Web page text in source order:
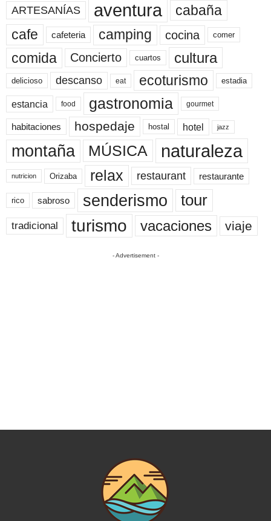
ARTESANÍAS aventura
cabaña
cafe
cafeteria camping cocina comer
comida Concierto cuartos cultura
delicioso descanso eat ecoturismo estadia
estancia food gastronomia gourmet
habitaciones hospedaje hostal hotel jazz
montaña MÚSICA naturaleza
nutricion Orizaba relax restaurant restaurante
rico sabroso senderismo tour
tradicional turismo vacaciones viaje
- Advertisement -